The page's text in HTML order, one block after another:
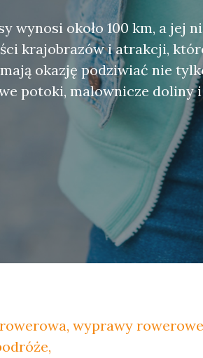
wynosi około 100 km, a jej
krajobrazów i atrakcji,
okazję podziwiać nie
potoki, malownicze doliny
wyprawy